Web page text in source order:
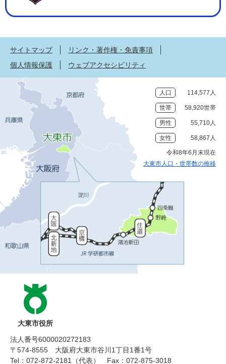
サイトマップ
リンク・著作権・免責事項
個人情報保護
ウェブアクセシビリティ
人口 114,577人
世帯 58,920世帯
男性 55,710人
女性 58,867人
令和8年6月末現在
大東市人口・世帯数の推移
大東市役所
法人番号6000020272183
〒574-8555 大阪府大東市谷川1丁目1番1号
Tel：072-872-2181（代表）
Fax：072-875-3018